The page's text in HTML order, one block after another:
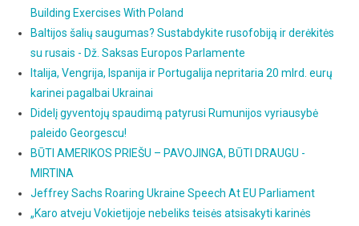
Building Exercises With Poland
Baltijos šalių saugumas? Sustabdykite rusofobiją ir derėkitės
su rusais - Dž. Saksas Europos Parlamente
Italija, Vengrija, Ispanija ir Portugalija nepritaria 20 mlrd. eurų
karinei pagalbai Ukrainai
Didelį gyventojų spaudimą patyrusi Rumunijos vyriausybė
paleido Georgescu!
BŪTI AMERIKOS PRIEŠU – PAVOJINGA, BŪTI DRAUGU -
MIRTINA
Jeffrey Sachs Roaring Ukraine Speech At EU Parliament
„Karo atveju Vokietijoje nebeliks teisės atsisakyti karinės